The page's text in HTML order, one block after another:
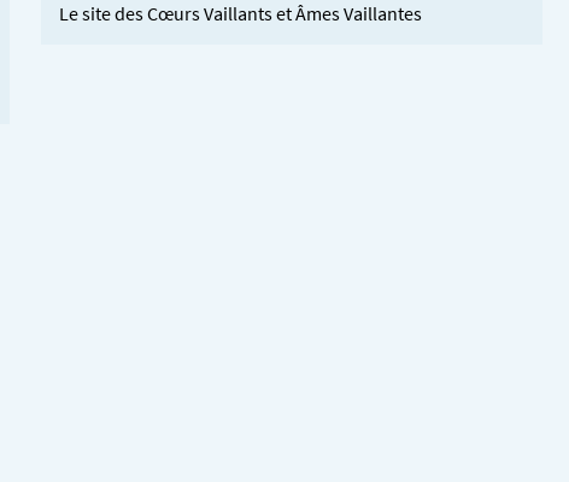
Le site des Cœurs Vaillants et Âmes Vaillantes